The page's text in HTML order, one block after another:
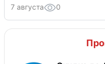
7 августа 0